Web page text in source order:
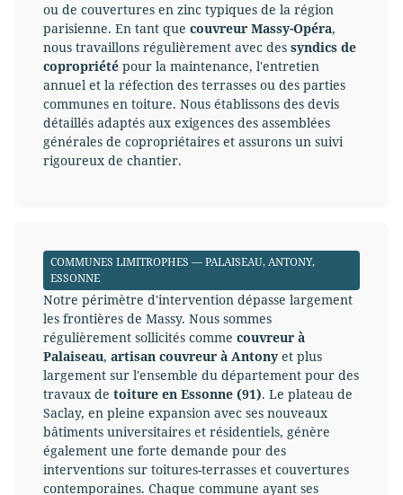
ou de couvertures en zinc typiques de la région
parisienne. En tant que couvreur Massy-Opéra,
nous travaillons régulièrement avec des syndics de
copropriété pour la maintenance, l'entretien
annuel et la réfection des terrasses ou des parties
communes en toiture. Nous établissons des devis
détaillés adaptés aux exigences des assemblées
générales de copropriétaires et assurons un suivi
rigoureux de chantier.
COMMUNES LIMITROPHES — PALAISEAU, ANTONY,
ESSONNE
Notre périmètre d'intervention dépasse largement
les frontières de Massy. Nous sommes
régulièrement sollicités comme couvreur à
Palaiseau, artisan couvreur à Antony et plus
largement sur l'ensemble du département pour des
travaux de toiture en Essonne (91). Le plateau de
Saclay, en pleine expansion avec ses nouveaux
bâtiments universitaires et résidentiels, génère
également une forte demande pour des
interventions sur toitures-terrasses et couvertures
contemporaines. Chaque commune ayant ses